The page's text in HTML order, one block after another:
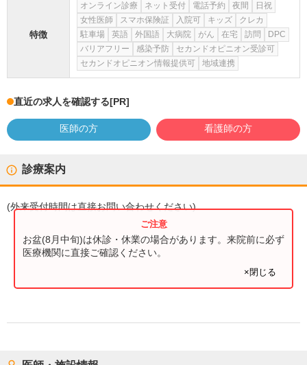
特徴
オンライン診療 ネット受付 電話予約 夜間
日祝
女性医師
スマホ保険証 入院可 キッズ
クレカ
駐車場
英語 外国語 大病院 がん 在宅 訪問
DPC
バリアフリー
感染予防
セカンドオピニオン受診可
セカンドオピニオン情報提供可
地域連携
直近の求人を確認する[PR]
医師の方 看護師の方
診療案内
(外来受付時間は直接お問い合わせください)
お盆(8月中旬)は休診・休業の場合があります。来院前に必ず
医療機関に直接ご確認ください。
×閉じる